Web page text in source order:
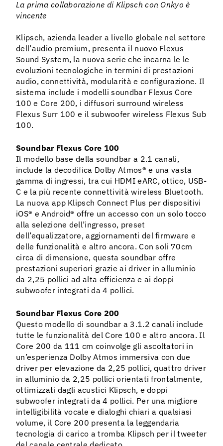
La prima collaborazione di Klipsch con Onkyo è
vincente
Klipsch, azienda leader a livello globale nel settore
dell’audio premium, presenta il nuovo Flexus
Sound System, la nuova serie che incarna le le
evoluzioni tecnologiche in termini di prestazioni
audio, connettività, modularità e configurazione. Il
sistema include i modelli soundbar Flexus Core
100 e Core 200, i diffusori surround wireless
Flexus Surr 100 e il subwoofer wireless Flexus Sub
100.
Soundbar Flexus Core 100
Il modello base della soundbar a 2.1 canali,
include la decodifica Dolby Atmos® e una vasta
gamma di ingressi, tra cui HDMI eARC, ottico, USB-
C e la più recente connettività wireless Bluetooth.
La nuova app Klipsch Connect Plus per dispositivi
iOS® e Android® offre un accesso con un solo tocco
alla selezione dell’ingresso, preset
dell’equalizzatore, aggiornamenti del firmware e
delle funzionalità e altro ancora. Con soli 70cm
circa di dimensione, questa soundbar offre
prestazioni superiori grazie ai driver in alluminio
da 2,25 pollici ad alta efficienza e ai doppi
subwoofer integrati da 4 pollici.
Soundbar Flexus Core 200
Questo modello di soundbar a 3.1.2 canali include
tutte le funzionalità del Core 100 e altro ancora. Il
Core 200 da 111 cm coinvolge gli ascoltatori in
un’esperienza Dolby Atmos immersiva con due
driver per elevazione da 2,25 pollici, quattro driver
in alluminio da 2,25 pollici orientati frontalmente,
ottimizzati dagli acustici Klipsch, e doppi
subwoofer integrati da 4 pollici. Per una migliore
intelligibilità vocale e dialoghi chiari a qualsiasi
volume, il Core 200 presenta la leggendaria
tecnologia di carico a tromba Klipsch per il tweeter